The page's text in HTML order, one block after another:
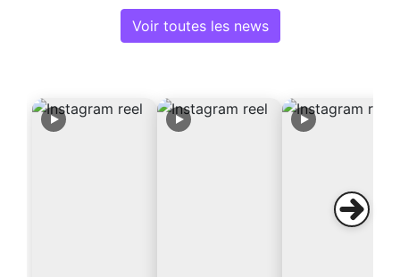
Voir toutes les news